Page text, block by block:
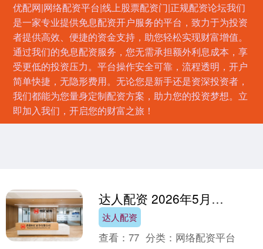
优配网|网络配资平台|线上股票配资门|正规配资论坛我们
是一家专业提供免息配资开户服务的平台，致力于为投资
者提供高效、便捷的资金支持，助您轻松实现财富增值。
通过我们的免息配资服务，您无需承担额外利息成本，享
受更低的投资压力。平台操作安全可靠，流程透明，开户
简单快捷，无隐形费用。无论您是新手还是资深投资者，
我们都能为您量身定制配资方案，助力您的投资梦想。立
即加入我们，开启您的财富之旅！
达人配资 2026年5月哈尔滨市道外区育婴师真实服务体验与口碑评价解析
达人配资
查看：77 分类： 网络配资平台